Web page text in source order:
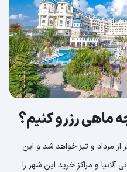
چه ماهی رزرو کنیم؟
از مرداد و تیز خواهد شد و این
و مراکز خرید این شهر را